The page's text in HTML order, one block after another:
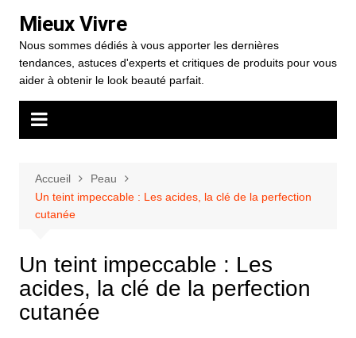
contenu
Mieux Vivre
Nous sommes dédiés à vous apporter les dernières
tendances, astuces d'experts et critiques de produits pour vous
aider à obtenir le look beauté parfait.
Accueil
Peau
Un teint impeccable : Les acides, la clé de la perfection
cutanée
Un teint impeccable : Les
acides, la clé de la perfection
cutanée